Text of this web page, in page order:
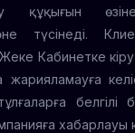
құқығын
түсінеді.
Кабинетке
жарияламауға
хабарлауы